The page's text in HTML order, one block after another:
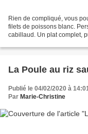
Rien de compliqué, vous
filets de poissons blanc.
cabillaud. Un plat complet,
La Poule au riz
Publié le 04/02/2020 à
Par Marie-Christine